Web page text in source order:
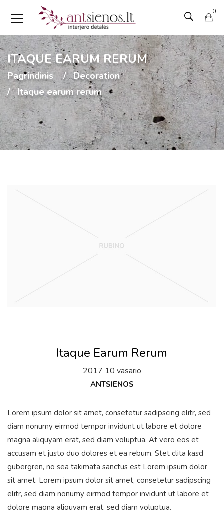
0
ITAQUE EARUM RERUM
Pagrindinis
Decoration
Itaque earum rerum
Itaque Earum Rerum
2017 10 vasario
ANTSIENOS
Lorem ipsum dolor sit amet, consetetur sadipscing elitr, sed
diam nonumy eirmod tempor invidunt ut labore et dolore
magna aliquyam erat, sed diam voluptua. At vero eos et
accusam et justo duo dolores et ea rebum. Stet clita kasd
gubergren, no sea takimata sanctus est Lorem ipsum dolor
sit amet. Lorem ipsum dolor sit amet, consetetur sadipscing
elitr, sed diam nonumy eirmod tempor invidunt ut labore et
dolore magna aliquyam erat, sed diam voluptua.